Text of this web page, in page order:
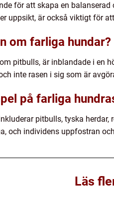
för att skapa en
uppsikt, är också viktigt för
om farliga hundar?
pitbulls, är inblandade i en
inte rasen i sig som är
på farliga
pitbulls, tyska
och individens uppfostran
Läs